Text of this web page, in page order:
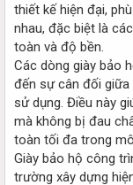
thiết kế hiện đại,
nhau, đặc biệt là
toàn và độ bền.
Các dòng giày bảo
đến sự cân đối giữa
sử dụng. Điều này
mà không bị đau
toàn tối đa trong
Giày bảo hộ công
trường xây dựng